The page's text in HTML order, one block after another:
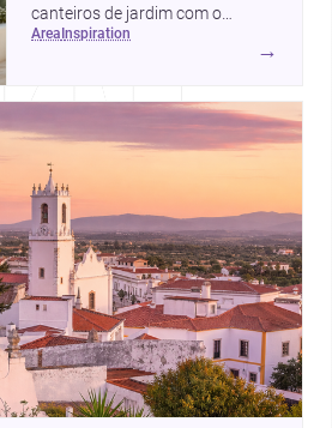
canteiros de jardim com o
charme mediterrâneo: secos,
area inspiration
→